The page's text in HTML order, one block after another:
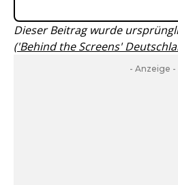
Dieser Beitrag wurde
('Behind the Screens'
- Anzeige -